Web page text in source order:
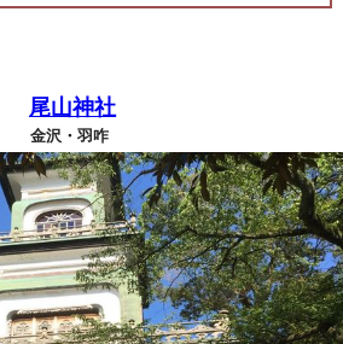
尾山神社
金沢・羽咋